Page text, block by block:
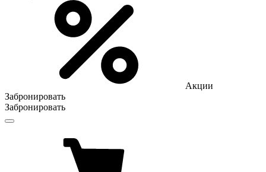
Акции
Забронировать
Забронировать